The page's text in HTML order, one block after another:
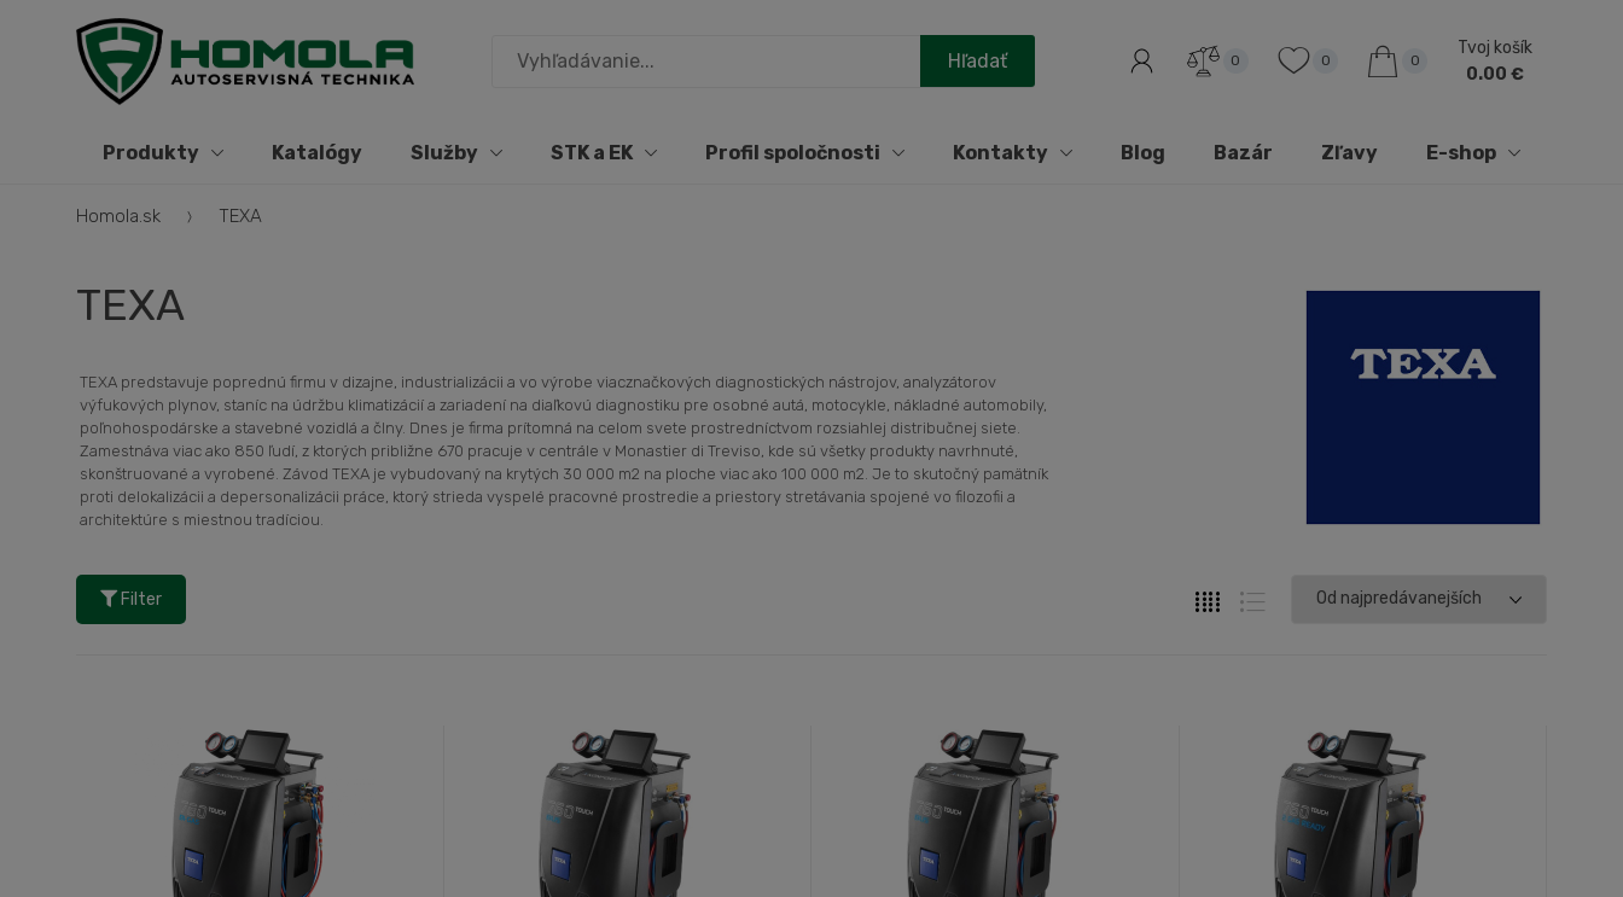
0 0 0
Tvoj košík
0.00 €
Produkty Katalógy Služby STK a EK Profil spoločnosti Kontakty Blog Bazár Zľavy E-shop
Homola.sk TEXA
TEXA
TEXA predstavuje poprednú firmu v dizajne, industrializácii a vo výrobe viacznačkových diagnostických nástrojov, analyzátorov
výfukových plynov, staníc na údržbu klimatizácií a zariadení na diaľkovú diagnostiku pre osobné autá, motocykle, nákladné automobily,
poľnohospodárske a stavebné vozidlá a člny. Dnes je firma prítomná na celom svete prostredníctvom rozsiahlej distribučnej siete.
Zamestnáva viac ako 850 ľudí, z ktorých približne 670 pracuje v centrále v Monastier di Treviso, kde sú všetky produkty navrhnuté,
skonštruované a vyrobené. Závod TEXA je vybudovaný na krytých 30 000 m2 na ploche viac ako 100 000 m2. Je to skutočný pamätník
proti delokalizácii a depersonalizácii práce, ktorý strieda vyspelé pracovné prostredie a priestory stretávania spojené vo filozofii a
architektúre s miestnou tradíciou.
Filter